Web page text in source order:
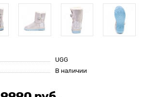
UGG
В наличии